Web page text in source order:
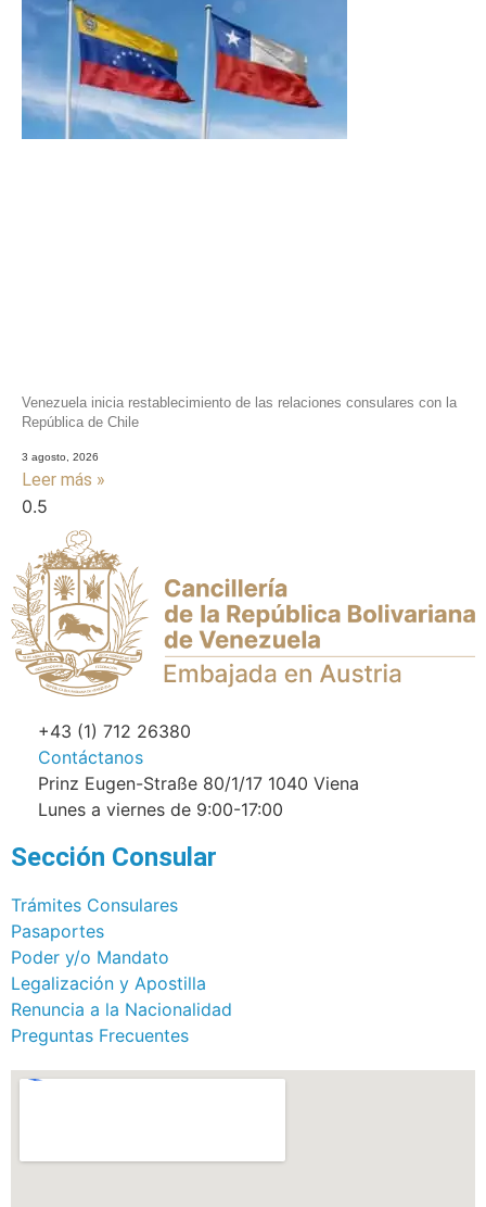
Venezuela inicia restablecimiento de las relaciones consulares con la
República de Chile
3 agosto, 2026
Leer más »
+43 (1) 712 26380
Contáctanos
Prinz Eugen-Straße 80/1/17 1040 Viena
Lunes a viernes de 9:00-17:00
Sección Consular
Trámites Consulares
Pasaportes
Poder y/o Mandato
Legalización y Apostilla
Renuncia a la Nacionalidad
Preguntas Frecuentes